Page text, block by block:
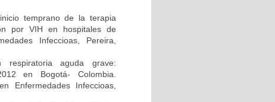
temprano de la terapia
por VIH en hospitales de
Infeccioas, Pereira,
aguda grave:
en Bogotá- Colombia.
Enfermedades Infeccioas,